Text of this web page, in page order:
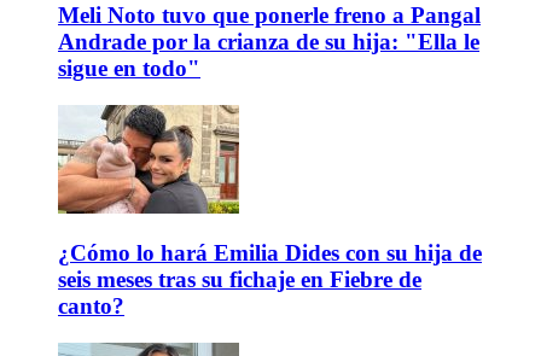
Meli Noto tuvo que ponerle freno a Pangal
Andrade por la crianza de su hija: "Ella le
sigue en todo"
¿Cómo lo hará Emilia Dides con su hija de
seis meses tras su fichaje en Fiebre de
canto?